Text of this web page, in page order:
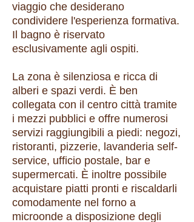
viaggio che desiderano
condividere l'esperienza formativa.
Il bagno è riservato
esclusivamente agli ospiti.
La zona è silenziosa e ricca di
alberi e spazi verdi. È ben
collegata con il centro città tramite
i mezzi pubblici e offre numerosi
servizi raggiungibili a piedi: negozi,
ristoranti, pizzerie, lavanderia self-
service, ufficio postale, bar e
supermercati. È inoltre possibile
acquistare piatti pronti e riscaldarli
comodamente nel forno a
microonde a disposizione degli